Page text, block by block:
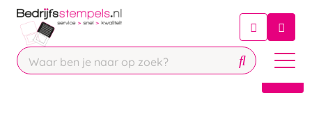
Chatbot
Chat 24/7 met onze chatbot voor
Contact